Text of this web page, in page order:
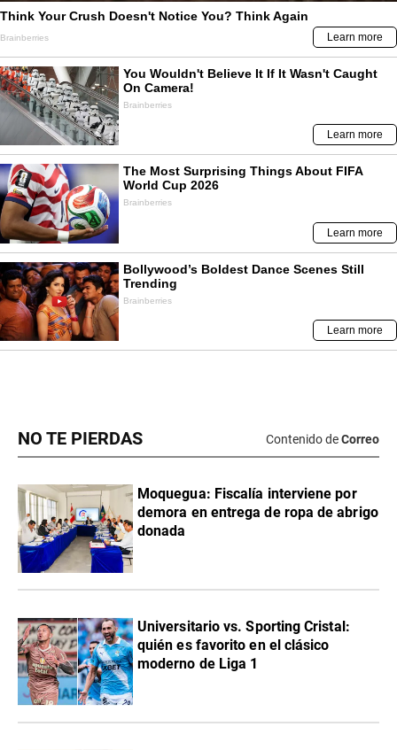
NO TE PIERDAS Contenido deCorreo
Moquegua: Fiscalía interviene por
demora en entrega de ropa de abrigo
donada
Universitario vs. Sporting Cristal:
quién es favorito en el clásico
moderno de Liga 1